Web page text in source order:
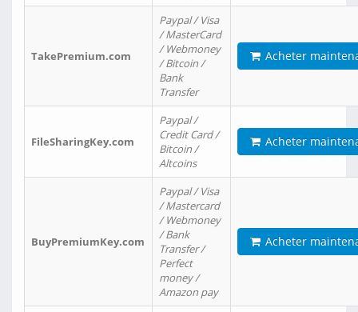
TakePremium.com
Paypal / Visa
/ MasterCard
/ Webmoney
/ Bitcoin /
Bank
Transfer
Acheter
FileSharingKey.com
Paypal /
Credit Card /
Bitcoin /
Altcoins
Acheter
BuyPremiumKey.com
Paypal / Visa
/ Mastercard
/ Webmoney
/ Bank
Transfer /
Perfect
money /
Amazon pay
Acheter